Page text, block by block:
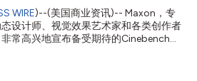
何时候都更加容易 - 再加上大量新预设
自由。Universe 2024还出现了大量工
设。Redshift在使用MatCap和
WIRE)--(美国商业资讯)-- Maxon，专
设计师、视觉效果艺术家和各类创作者
常高兴地宣布备受期待的Cinebench